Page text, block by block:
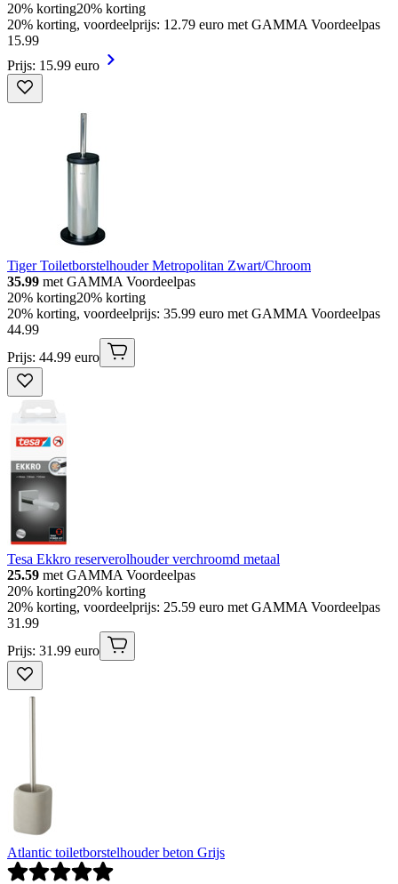
20% korting20% korting
20% korting, voordeelprijs: 12.79 euro met GAMMA Voordeelpas
15.99
Prijs: 15.99 euro
Tiger Toiletborstelhouder Metropolitan Zwart/Chroom
35.99 met GAMMA Voordeelpas
20% korting20% korting
20% korting, voordeelprijs: 35.99 euro met GAMMA Voordeelpas
44.99
Prijs: 44.99 euro
Tesa Ekkro reserverolhouder verchroomd metaal
25.59 met GAMMA Voordeelpas
20% korting20% korting
20% korting, voordeelprijs: 25.59 euro met GAMMA Voordeelpas
31 .99
Prijs: 31.99 euro
Atlantic toiletborstelhouder beton Grijs